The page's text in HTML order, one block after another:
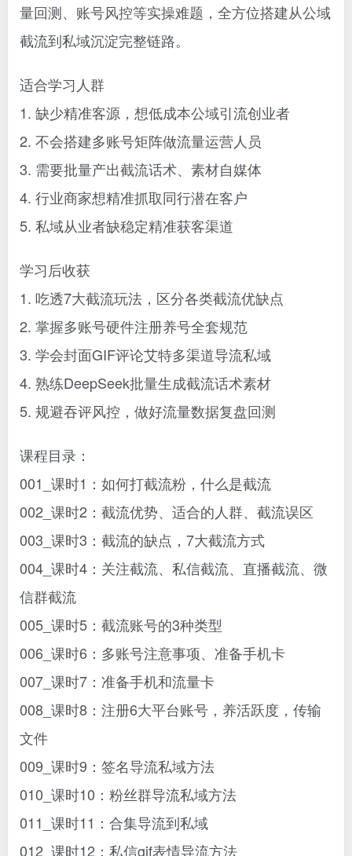
量回测、账号风控等实操难题，全方位搭建从公域
截流到私域沉淀完整链路。
适合学习人群
1. 缺少精准客源，想低成本公域引流创业者
2. 不会搭建多账号矩阵做流量运营人员
3. 需要批量产出截流话术、素材自媒体
4. 行业商家想精准抓取同行潜在客户
5. 私域从业者缺稳定精准获客渠道
学习后收获
1. 吃透7大截流玩法，区分各类截流优缺点
2. 掌握多账号硬件注册养号全套规范
3. 学会封面GIF评论艾特多渠道导流私域
4. 熟练DeepSeek批量生成截流话术素材
5. 规避吞评风控，做好流量数据复盘回测
课程目录：
001_课时1：如何打截流粉，什么是截流
002_课时2：截流优势、适合的人群、截流误区
003_课时3：截流的缺点，7大截流方式
004_课时4：关注截流、私信截流、直播截流、微
信群截流
005_课时5：截流账号的3种类型
006_课时6：多账号注意事项、准备手机卡
007_课时7：准备手机和流量卡
008_课时8：注册6大平台账号，养活跃度，传输
文件
009_课时9：签名导流私域方法
010_课时10：粉丝群导流私域方法
011_课时11：合集导流到私域
012_课时12：私信gif表情导流方法